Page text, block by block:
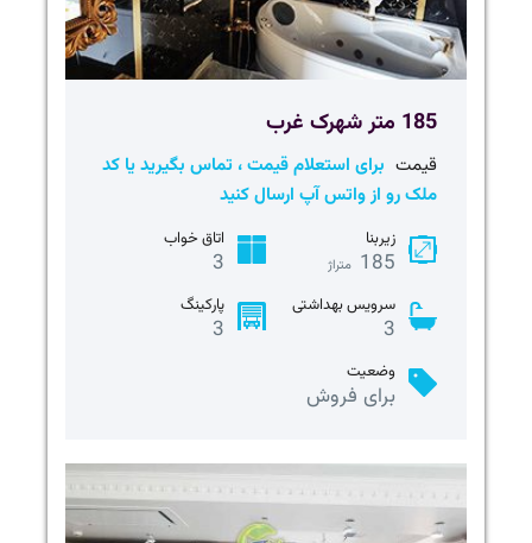
185 متر شهرک غرب
قیمت برای استعلام قیمت ، تماس بگیرید یا کد
ملک رو از واتس آپ ارسال کنید
زیربنا
185 متراژ
اتاق خواب
3
سرویس بهداشتی
3
پارکینگ
3
وضعیت
برای فروش